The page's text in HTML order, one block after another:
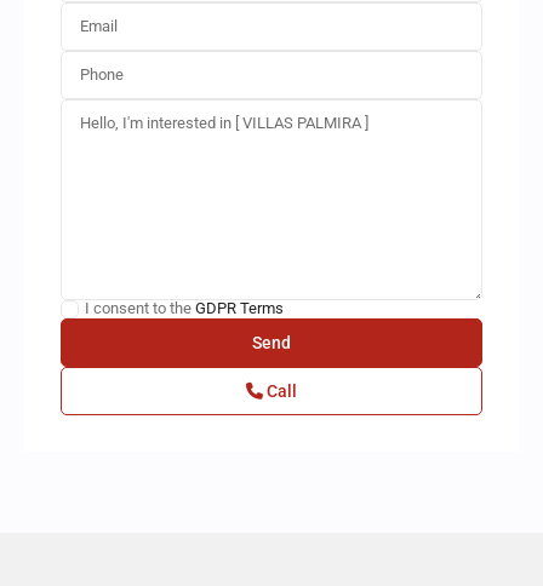
I consent to the GDPR Terms
Call